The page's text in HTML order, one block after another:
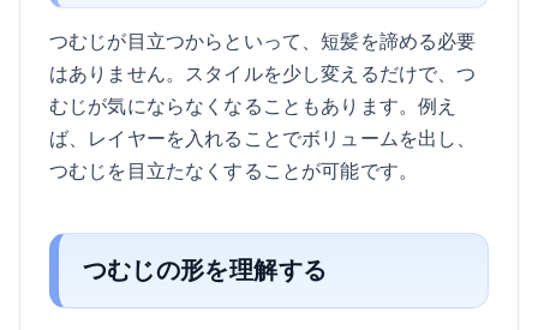
つむじが目立つからといって、短髪を諦める必要
はありません。スタイルを少し変えるだけで、つ
むじが気にならなくなることもあります。例え
ば、レイヤーを入れることでボリュームを出し、
つむじを目立たなくすることが可能です。
つむじの形を理解する